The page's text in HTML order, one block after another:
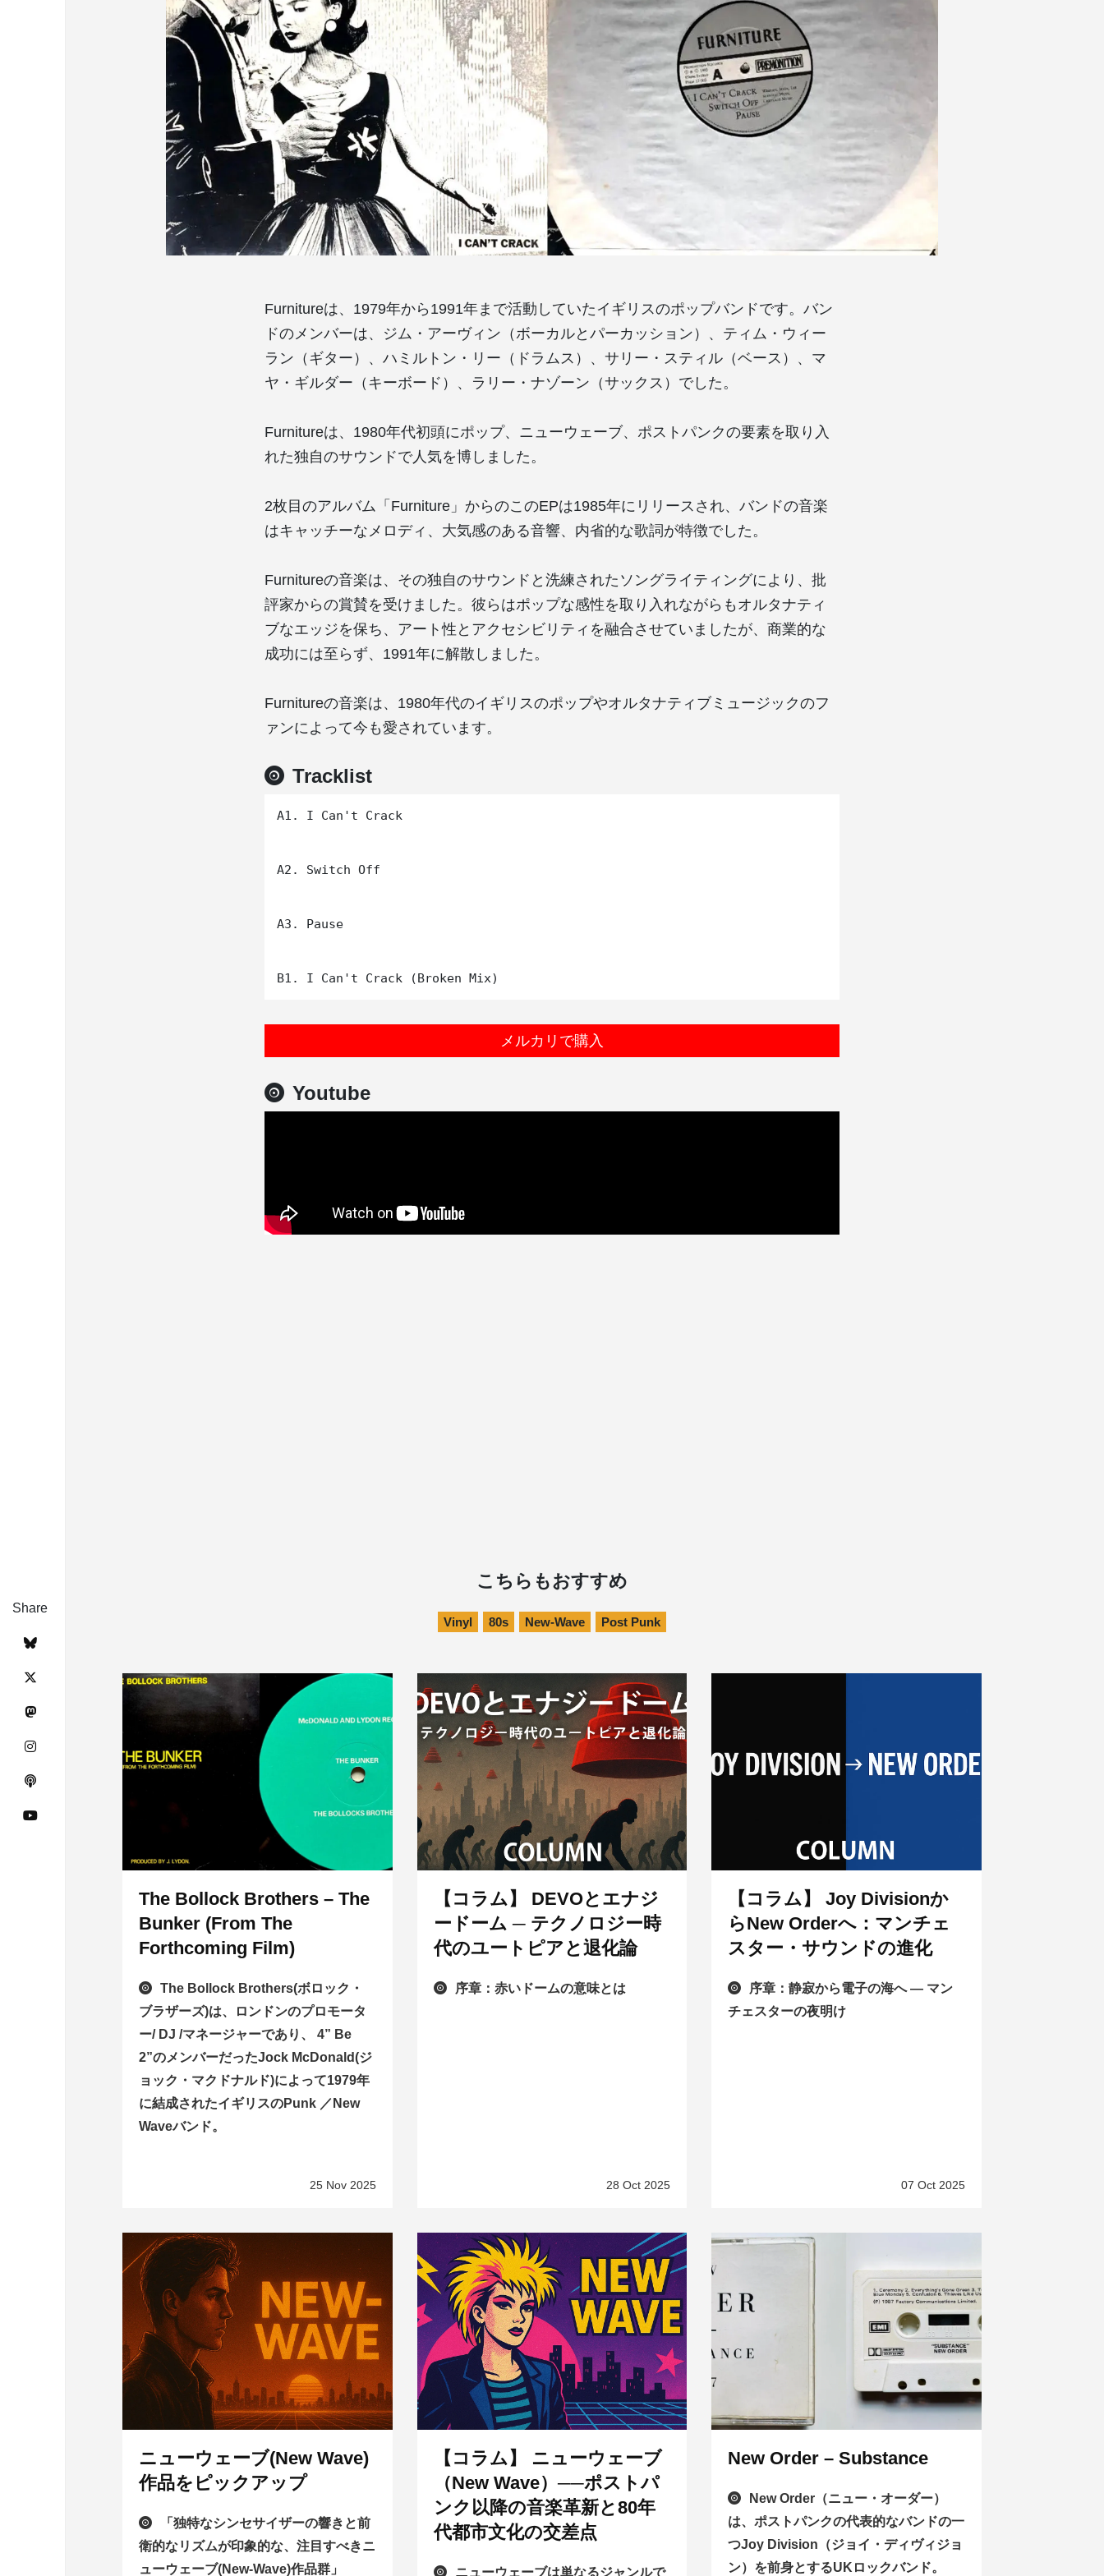
Furnitureは、1979年から1991年まで活動していたイギリスのポップバンドです。バン
ドのメンバーは、ジム・アーヴィン（ボーカルとパーカッション）、ティム・ウィー
ラン（ギター）、ハミルトン・リー（ドラムス）、サリー・スティル（ベース）、マ
ヤ・ギルダー（キーボード）、ラリー・ナゾーン（サックス）でした。
Furnitureは、1980年代初頭にポップ、ニューウェーブ、ポストパンクの要素を取り入
れた独自のサウンドで人気を博しました。
2枚目のアルバム「Furniture」からのこのEPは1985年にリリースされ、バンドの音楽
はキャッチーなメロディ、大気感のある音響、内省的な歌詞が特徴でした。
Furnitureの音楽は、その独自のサウンドと洗練されたソングライティングにより、批
評家からの賞賛を受けました。彼らはポップな感性を取り入れながらもオルタナティ
ブなエッジを保ち、アート性とアクセシビリティを融合させていましたが、商業的な
成功には至らず、1991年に解散しました。
Furnitureの音楽は、1980年代のイギリスのポップやオルタナティブミュージックのフ
ァンによって今も愛されています。
Tracklist
A1. I Can't Crack
A2. Switch Off
A3. Pause
メルカリで購入
Youtube
Share
こちらもおすすめ
Vinyl 80s New-Wave Post Punk
The Bollock Brothers – The
Bunker (From The
Forthcoming Film)
The Bollock Brothers(ボロック・
ブラザーズ)は、ロンドンのプロモータ
ー/ DJ /マネージャーであり、 4” Be
2”のメンバーだったJock McDonald(ジ
ョック・マクドナルド)によって1979年
に結成されたイギリスのPunk ／New
Waveバンド。
25 Nov 2025
【コラム】 DEVOとエナジ
ードーム ─ テクノロジー時
代のユートピアと退化論
序章：赤いドームの意味とは
28 Oct 2025
【コラム】 Joy Divisionか
らNew Orderへ：マンチェ
スター・サウンドの進化
序章：静寂から電子の海へ — マン
チェスターの夜明け
07 Oct 2025
ニューウェーブ(New Wave)
作品をピックアップ
「独特なシンセサイザーの響きと前
衛的なリズムが印象的な、注目すべきニ
ューウェーブ(New-Wave)作品群」
【コラム】 ニューウェーブ
（New Wave）──ポストパ
ンク以降の音楽革新と80年
代都市文化の交差点
ニューウェーブは単なるジャンルで
New Order – Substance
New Order（ニュー・オーダー）
は、ポストパンクの代表的なバンドの一
つJoy Division（ジョイ・ディヴィジョ
ン）を前身とするUKロックバンド。